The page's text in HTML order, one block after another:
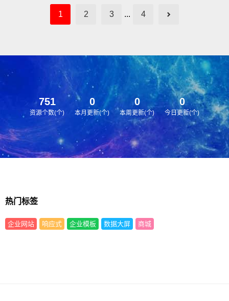
1 2 3 ... 4
751
资源个数(个)
0
本月更新(个)
0
本周更新(个)
0
今日更新(个)
热门标签
企业网站 响应式 企业模板 数据大屏 商城